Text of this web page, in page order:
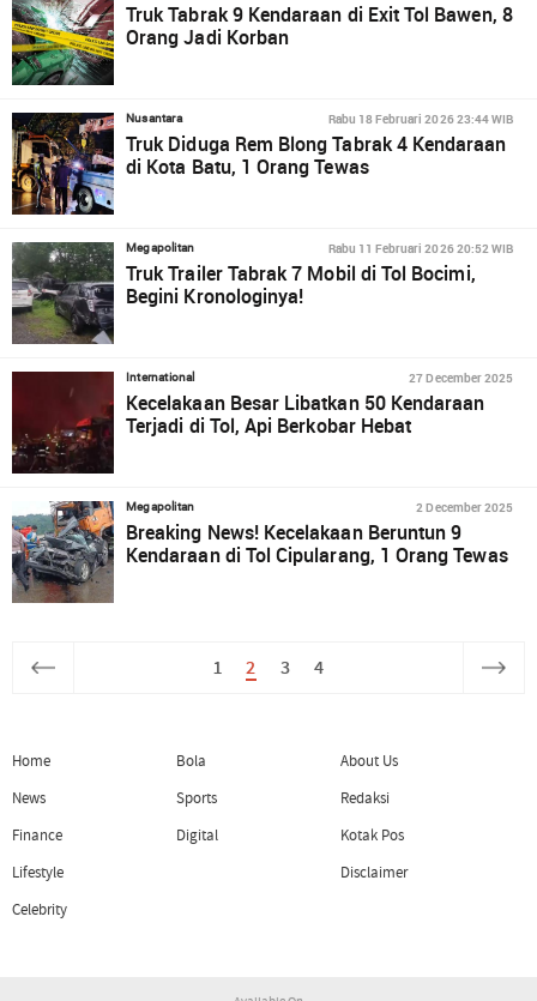
Truk Tabrak 9 Kendaraan di Exit Tol Bawen, 8
Orang Jadi Korban
Nusantara Rabu 18 Februari 2026 23:44 WIB
Truk Diduga Rem Blong Tabrak 4 Kendaraan
di Kota Batu, 1 Orang Tewas
Megapolitan Rabu 11 Februari 2026 20:52 WIB
Truk Trailer Tabrak 7 Mobil di Tol Bocimi,
Begini Kronologinya!
International 27 December 2025
Kecelakaan Besar Libatkan 50 Kendaraan
Terjadi di Tol, Api Berkobar Hebat
Megapolitan 2 December 2025
Breaking News! Kecelakaan Beruntun 9
Kendaraan di Tol Cipularang, 1 Orang Tewas
1 2 3 4
Home
News
Finance
Lifestyle
Celebrity
Bola
Sports
Digital
About Us
Redaksi
Kotak Pos
Disclaimer